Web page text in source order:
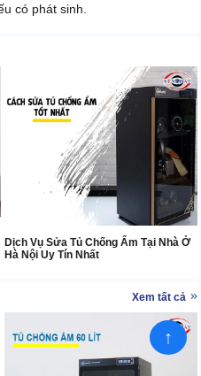
có phát sinh.
Dịch Vụ Sửa Tủ Chống Ẩm Tại Nhà Ở
Hà Nội Uy Tín Nhất
Xem tất cả
↑